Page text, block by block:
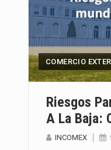
COMERCIO
Riesgos
A La Baja:
INCOMEX